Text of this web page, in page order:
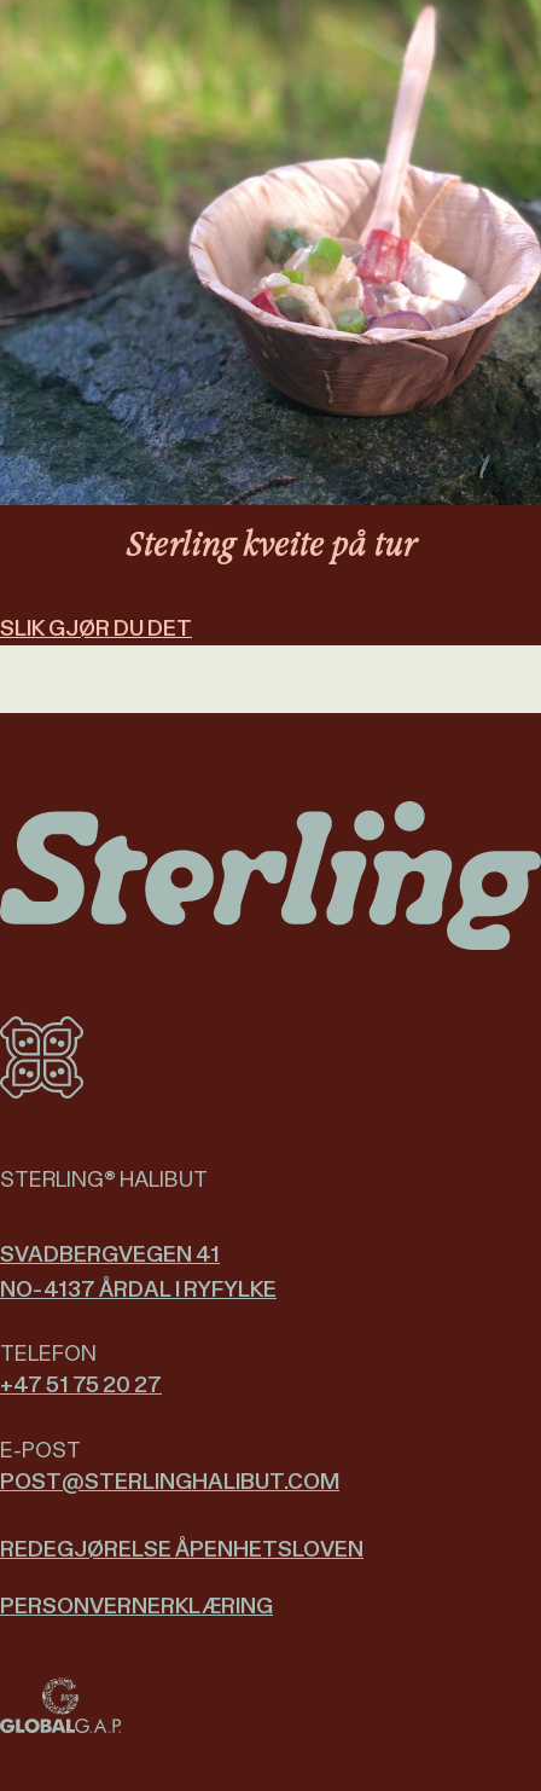
Sterling kveite på tur
SLIK GJØR DU DET
STERLING® HALIBUT
SVADBERGVEGEN 41
NO-4137 ÅRDAL I RYFYLKE
TELEFON
+47 51 75 20 27
E-POST
POST@­STERLINGHALIBUT.COM
REDEGJØRELSE ÅPENHETSLOVEN
PERSONVERNERKLÆRING